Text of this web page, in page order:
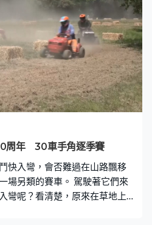
推力的大小及方向，主軸轉動
，而且比較靜。 團隊近日獲奧
試，第一件事就是量度噪音水
米外對人耳的噪音降至不足
的程度。團隊相信這種更安靜
更適合在城市載人穿梭。 橫軸
經存在，但要精確控制槳翼角
腦控制系統才做到。
周年 30車手角逐季賽
快入彎，會否難過在山路飄移
場另類的賽車。 駕駛著它們來
彎呢？看清楚，原來在草地上